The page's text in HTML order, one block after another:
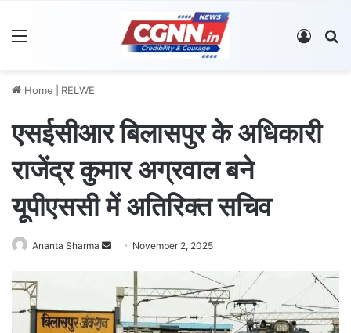
Log In
Home RELWE
एसईसीआर बिलासपुर के अधिकारी
राजेंद्र कुमार अग्रवाल बने
यूपीएससी में अतिरिक्त सचिव
Ananta Sharma
d
a
November 2, 2025